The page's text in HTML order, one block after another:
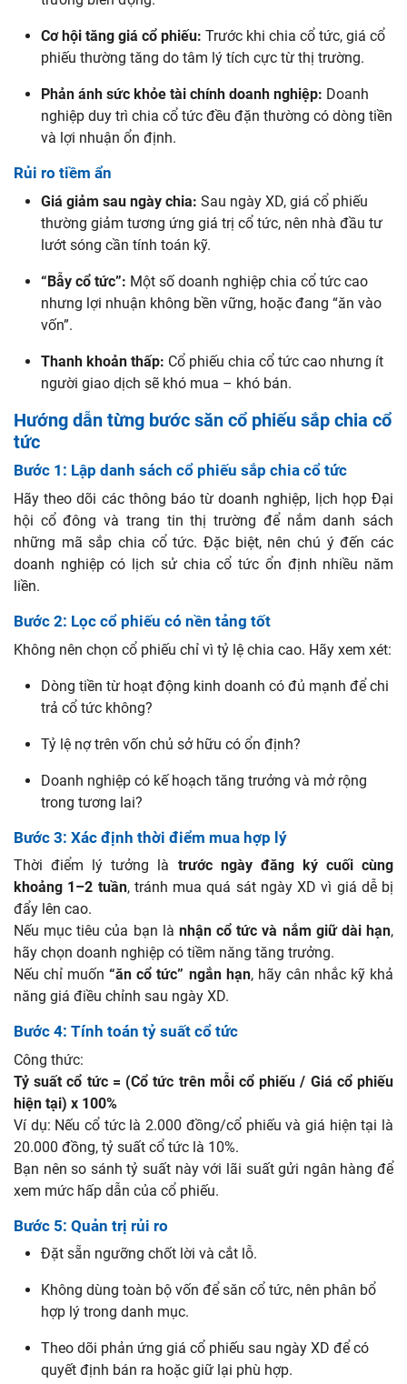
Cơ hội tăng giá cổ phiếu: Trước khi chia cổ tức, giá cổ
phiếu thường tăng do tâm lý tích cực từ thị trường.
Phản ánh sức khỏe tài chính doanh nghiệp: Doanh
nghiệp duy trì chia cổ tức đều đặn thường có dòng tiền
và lợi nhuận ổn định.
Rủi ro tiềm ẩn
Giá giảm sau ngày chia: Sau ngày XD, giá cổ phiếu
thường giảm tương ứng giá trị cổ tức, nên nhà đầu tư
lướt sóng cần tính toán kỹ.
“Bẫy cổ tức”: Một số doanh nghiệp chia cổ tức cao
nhưng lợi nhuận không bền vững, hoặc đang “ăn vào
vốn”.
Thanh khoản thấp: Cổ phiếu chia cổ tức cao nhưng ít
người giao dịch sẽ khó mua – khó bán.
Hướng dẫn từng bước săn cổ phiếu sắp chia cổ
tức
Bước 1: Lập danh sách cổ phiếu sắp chia cổ tức
Hãy theo dõi các thông báo từ doanh nghiệp, lịch họp Đại
hội cổ đông và trang tin thị trường để nắm danh sách
những mã sắp chia cổ tức. Đặc biệt, nên chú ý đến các
doanh nghiệp có lịch sử chia cổ tức ổn định nhiều năm
liền.
Bước 2: Lọc cổ phiếu có nền tảng tốt
Không nên chọn cổ phiếu chỉ vì tỷ lệ chia cao. Hãy xem xét:
Dòng tiền từ hoạt động kinh doanh có đủ mạnh để chi
trả cổ tức không?
Tỷ lệ nợ trên vốn chủ sở hữu có ổn định?
Doanh nghiệp có kế hoạch tăng trưởng và mở rộng
trong tương lai?
Bước 3: Xác định thời điểm mua hợp lý
Thời điểm lý tưởng là trước ngày đăng ký cuối cùng
khoảng 1–2 tuần, tránh mua quá sát ngày XD vì giá dễ bị
đẩy lên cao.
Nếu mục tiêu của bạn là nhận cổ tức và nắm giữ dài hạn,
hãy chọn doanh nghiệp có tiềm năng tăng trưởng.
Nếu chỉ muốn“ăn cổ tức” ngắn hạn, hãy cân nhắc kỹ khả
năng giá điều chỉnh sau ngày XD.
Bước 4: Tính toán tỷ suất cổ tức
Công thức:
Tỷ suất cổ tức = (Cổ tức trên mỗi cổ phiếu / Giá cổ phiếu
hiện tại) x 100%
Ví dụ: Nếu cổ tức là 2.000 đồng/cổ phiếu và giá hiện tại là
20.000 đồng, tỷ suất cổ tức là 10%.
Bạn nên so sánh tỷ suất này với lãi suất gửi ngân hàng để
xem mức hấp dẫn của cổ phiếu.
Bước 5: Quản trị rủi ro
Đặt sẵn ngưỡng chốt lời và cắt lỗ.
Không dùng toàn bộ vốn để săn cổ tức, nên phân bổ
hợp lý trong danh mục.
Theo dõi phản ứng giá cổ phiếu sau ngày XD để có
quyết định bán ra hoặc giữ lại phù hợp.